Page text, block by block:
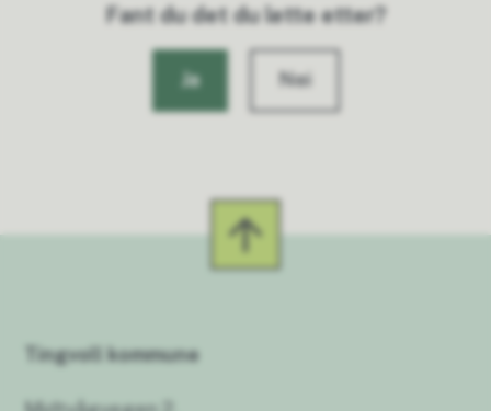
Fant du det du lette etter?
Ja Nei
Tingvoll kommune